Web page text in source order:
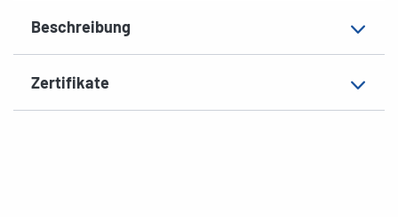
Beschreibung
Zertifikate